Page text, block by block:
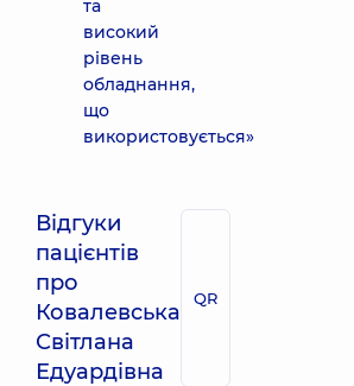
та
високий
рівень
обладнання,
що
використовується»
Відгуки
пацієнтів
про
Ковалевська
Світлана
Едуардівна
QR